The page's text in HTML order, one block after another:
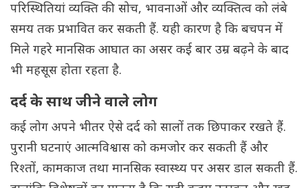
परिस्थितियां व्यक्ति की सोच, भावनाओं और व्यक्तित्व को लंबे
समय तक प्रभावित कर सकती हैं. यही कारण है कि बचपन में
मिले गहरे मानसिक आघात का असर कई बार उम्र बढ़ने के बाद
भी महसूस होता रहता है.
दर्द के साथ जीने वाले लोग
कई लोग अपने भीतर ऐसे दर्द को सालों तक छिपाकर रखते हैं.
पुरानी घटनाएं आत्मविश्वास को कमजोर कर सकती हैं और
रिश्तों, कामकाज तथा मानसिक स्वास्थ्य पर असर डाल सकती हैं.